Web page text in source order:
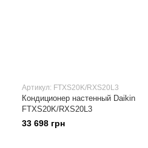
Артикул: FTXS20K/RXS20L3
Кондиционер настенный Daikin
FTXS20K/RXS20L3
33 698 грн